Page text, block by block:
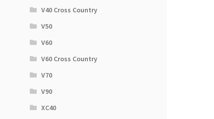
V40 Cross Country
V50
V60
V60 Cross Country
V70
V90
XC40